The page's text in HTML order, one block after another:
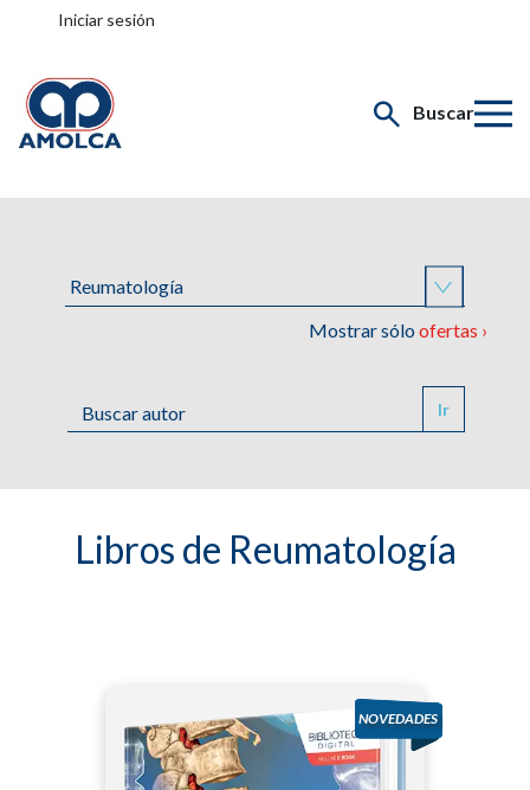
Iniciar sesión
Buscar
Mostrar sóloofertas ›
Ir
Libros de Reumatología